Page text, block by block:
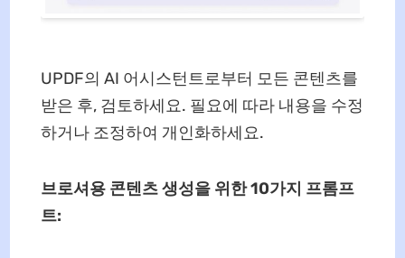
UPDF의 AI 어시스턴트로부터 모든 콘텐츠를
받은 후, 검토하세요. 필요에 따라 내용을 수정
하거나 조정하여 개인화하세요.
브로셔용 콘텐츠 생성을 위한 10가지 프롬프
트: